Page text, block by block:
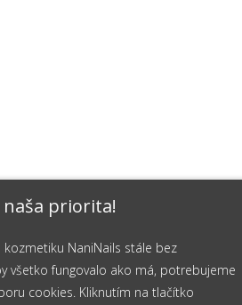
priorita!
kozmetiku NaniNails stále bez
všetko fungovalo ako má, potrebujeme
cookies. Kliknutím na tlačítko